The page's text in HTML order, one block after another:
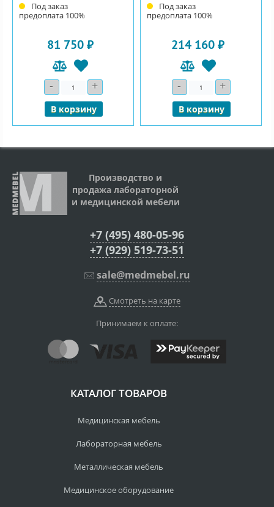
Под заказ
предоплата 100%
81 750 ₽
- Количество+
В корзину
Под заказ
предоплата 100%
214 160 ₽
- Количество+
В корзину
Производство и
продажа лабораторной
и медицинской мебели
+7 (495) 480-05-96
+7 (929) 519-73-51
sale@medmebel.ru
Смотреть на карте
Принимаем к оплате:
КАТАЛОГ ТОВАРОВ
Медицинская мебель
Лабораторная мебель
Металлическая мебель
Медицинское оборудование